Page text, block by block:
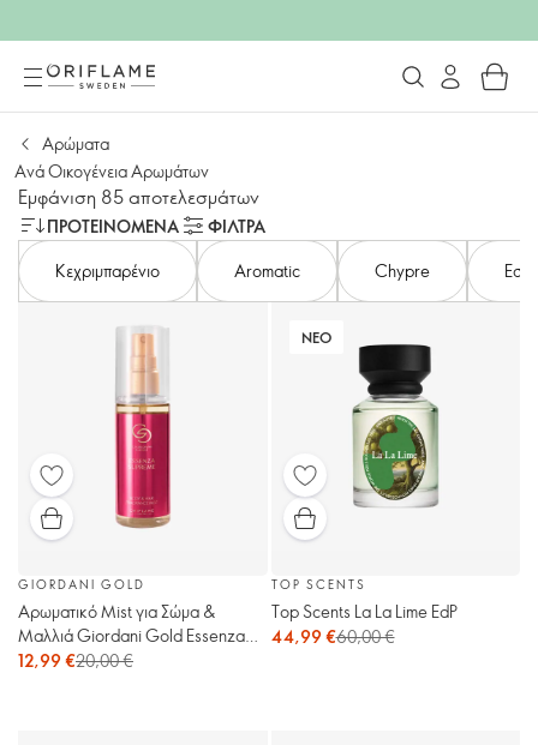
Αρώματα
Ανά Οικογένεια Αρωμάτων
Εμφάνιση 85 αποτελεσμάτων
ΠΡΟΤΕΙΝΌΜΕΝΑ
ΦΙΛΤΡΑ
Κεχριμπαρένιο
Aromatic Chypre
GIORDANI GOLD
Αρωματικό Mist για Σώμα &
Μαλλιά Giordani Gold Essenza
Supreme
12,99 €20,00 €
ΝΕΟ
TOP SCENTS
Top Scents La La Lime EdP
44,99 €60,00 €